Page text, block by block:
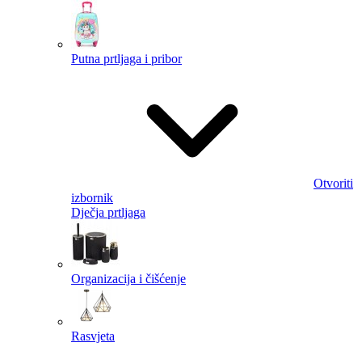
Putna prtljaga i pribor
Otvoriti
izbornik
Dječja prtljaga
Organizacija i čišćenje
Rasvjeta